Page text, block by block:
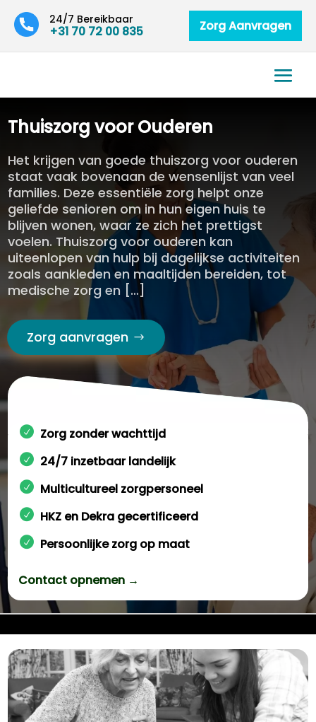
24/7 Bereikbaar
+31 70 72 00 835 Zorg Aanvragen
Thuiszorg voor Ouderen
Het krijgen van goede thuiszorg voor ouderen
staat vaak bovenaan de wensenlijst van veel
families. Deze essentiële zorg helpt onze
geliefde senioren om in hun eigen huis te
blijven wonen, waar ze zich het prettigst
voelen. Thuiszorg voor ouderen kan
uiteenlopen van hulp bij dagelijkse activiteiten
zoals aankleden en maaltijden bereiden, tot
medische zorg en […]
Zorg aanvragen
Zorg zonder wachttijd
24/7 inzetbaar landelijk
Multicultureel zorgpersoneel
HKZ en Dekra gecertificeerd
Persoonlijke zorg op maat
Contact opnemen →